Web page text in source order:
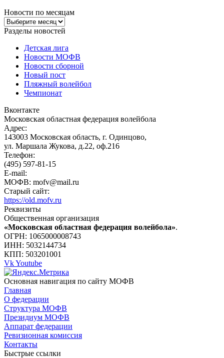
Новости по месяцам
Новости
по
Разделы новостей
Детская лига
Новости МОФВ
Новости сборной
Новый пост
Пляжный волейбол
Чемпионат
Вконтакте
Московская областная федерация волейбола
Адрес:
143003 Московская область, г. Одинцово,
ул. Маршала Жукова, д.22, оф.216
Телефон:
(495) 597-81-15
E-mail:
МОФВ: mofv@mail.ru
Старый сайт:
https://old.mofv.ru
Реквизиты
Общественная организация
«Московская областная федерация волейбола».
ОГРН: 1065000008743
ИНН: 5032144734
КПП: 503201001
VkYoutube
Основная навигация по сайту МОФВ
Главная
О федерации
Структура МОФВ
Президиум МОФВ
Аппарат федерации
Ревизионная комиссия
Контакты
Быстрые ссылки